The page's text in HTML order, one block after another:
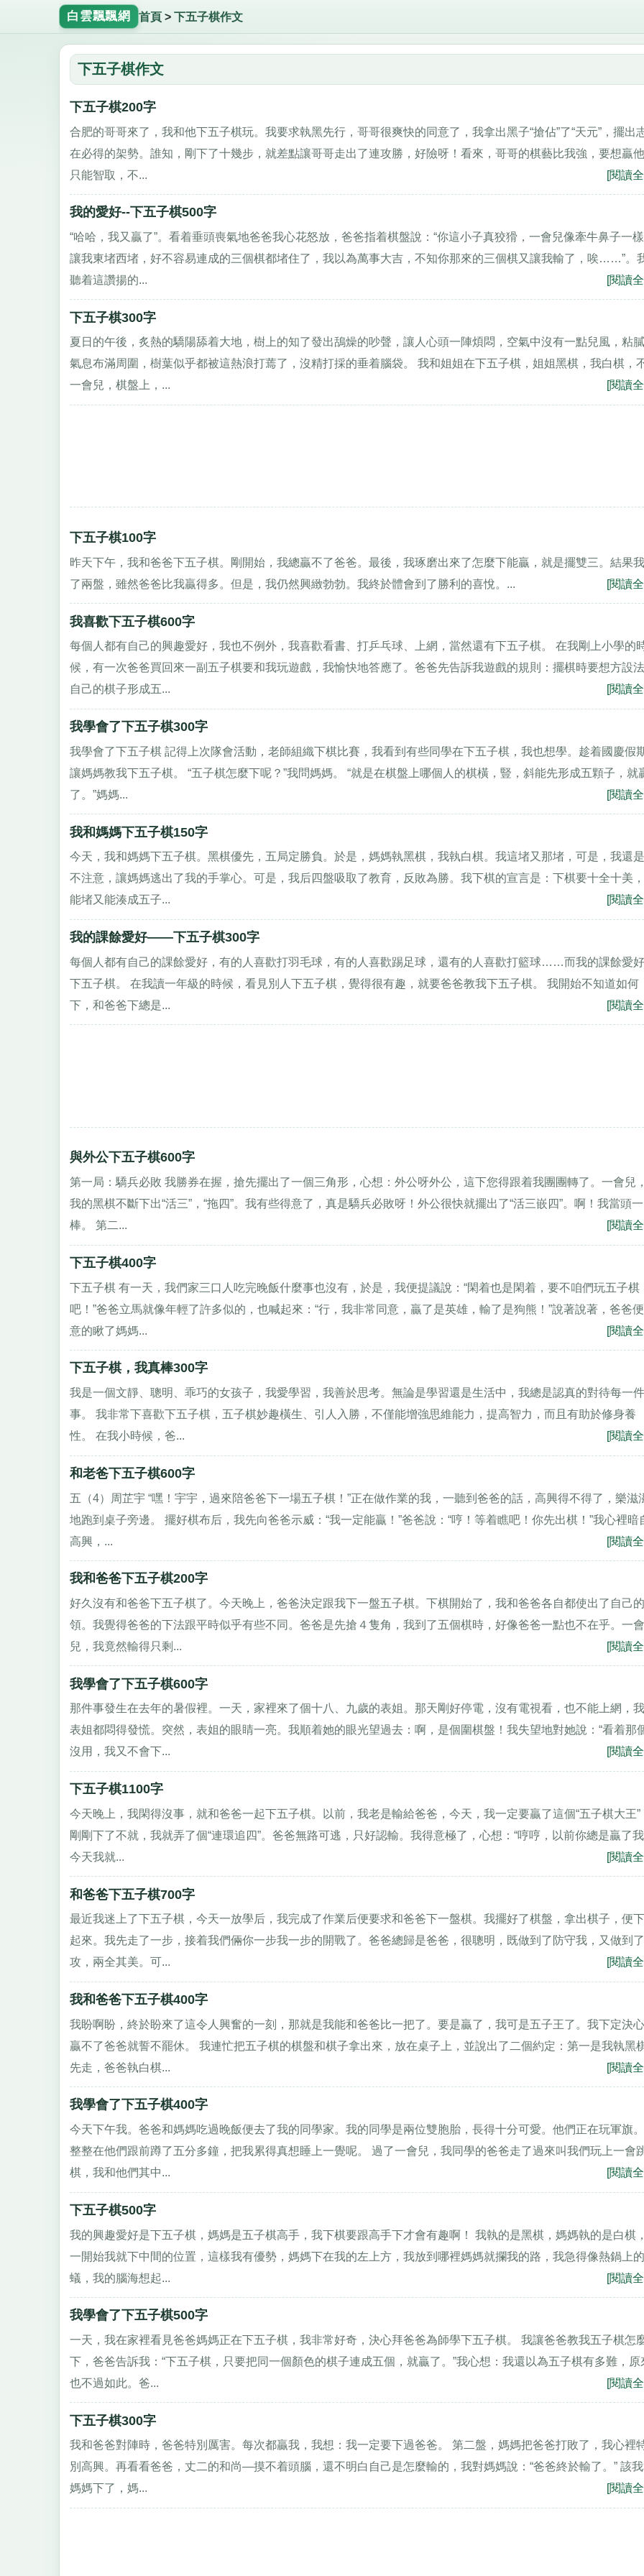
白雲飄飄網 首頁> 下五子棋作文
下五子棋作文
下五子棋200字
合肥的哥哥來了，我和他下五子棋玩。我要求執黑先行，哥哥很爽快的同意了，我拿出黑子“搶佔”了“天元”，擺出
在必得的架勢。誰知，剛下了十幾步，就差點讓哥哥走出了連攻勝，好險呀！看來，哥哥的棋藝比我強，要想贏他
只能智取，不...
[閱讀
我的愛好--下五子棋500字
“哈哈，我又贏了”。看着垂頭喪氣地爸爸我心花怒放，爸爸指着棋盤說：“你這小子真狡猾，一會兒像牽牛鼻子一樣
讓我東堵西堵，好不容易連成的三個棋都堵住了，我以為萬事大吉，不知你那來的三個棋又讓我輸了，唉……”。
聽着這讚揚的...
[閱讀
下五子棋300字
夏日的午後，炙熱的驕陽舔着大地，樹上的知了發出鴰燥的吵聲，讓人心頭一陣煩悶，空氣中沒有一點兒風，粘
氣息布滿周圍，樹葉似乎都被這熱浪打蔫了，沒精打採的垂着腦袋。 我和姐姐在下五子棋，姐姐黑棋，我白棋，
一會兒，棋盤上，...
[閱讀
下五子棋100字
昨天下午，我和爸爸下五子棋。剛開始，我總贏不了爸爸。最後，我琢磨出來了怎麼下能贏，就是擺雙三。結果
了兩盤，雖然爸爸比我贏得多。但是，我仍然興緻勃勃。我終於體會到了勝利的喜悅。...
[閱讀
我喜歡下五子棋600字
每個人都有自己的興趣愛好，我也不例外，我喜歡看書、打乒乓球、上網，當然還有下五子棋。 在我剛上小學的
候，有一次爸爸買回來一副五子棋要和我玩遊戲，我愉快地答應了。爸爸先告訴我遊戲的規則：擺棋時要想方設
自己的棋子形成五...
[閱讀
我學會了下五子棋300字
我學會了下五子棋 記得上次隊會活動，老師組織下棋比賽，我看到有些同學在下五子棋，我也想學。趁着國慶假
讓媽媽教我下五子棋。 “五子棋怎麼下呢？”我問媽媽。 “就是在棋盤上哪個人的棋橫，豎，斜能先形成五顆子，就
了。”媽媽...
[閱讀
我和媽媽下五子棋150字
今天，我和媽媽下五子棋。黑棋優先，五局定勝負。於是，媽媽執黑棋，我執白棋。我這堵又那堵，可是，我還
不注意，讓媽媽逃出了我的手掌心。可是，我后四盤吸取了教育，反敗為勝。我下棋的宣言是：下棋要十全十美
能堵又能湊成五子...
[閱讀
我的課餘愛好——下五子棋300字
每個人都有自己的課餘愛好，有的人喜歡打羽毛球，有的人喜歡踢足球，還有的人喜歡打籃球……而我的課餘愛
下五子棋。 在我讀一年級的時候，看見別人下五子棋，覺得很有趣，就要爸爸教我下五子棋。 我開始不知道如何
下，和爸爸下總是...
[閱讀
與外公下五子棋600字
第一局：驕兵必敗 我勝券在握，搶先擺出了一個三角形，心想：外公呀外公，這下您得跟着我團團轉了。一會兒，
我的黑棋不斷下出“活三”，“拖四”。我有些得意了，真是驕兵必敗呀！外公很快就擺出了“活三嵌四”。啊！我當頭一
棒。 第二...
[閱讀
下五子棋400字
下五子棋 有一天，我們家三口人吃完晚飯什麼事也沒有，於是，我便提議說：“閑着也是閑着，要不咱們玩五子棋
吧！”爸爸立馬就像年輕了許多似的，也喊起來：“行，我非常同意，贏了是英雄，輸了是狗熊！”說著說著，爸爸
意的瞅了媽媽...
[閱讀
下五子棋，我真棒300字
我是一個文靜、聰明、乖巧的女孩子，我愛學習，我善於思考。無論是學習還是生活中，我總是認真的對待每一件
事。 我非常下喜歡下五子棋，五子棋妙趣橫生、引人入勝，不僅能增強思維能力，提高智力，而且有助於修身養
性。 在我小時候，爸...
[閱讀
和老爸下五子棋600字
五（4）周芷宇 “嘿！宇宇，過來陪爸爸下一場五子棋！”正在做作業的我，一聽到爸爸的話，高興得不得了，樂滋
地跑到桌子旁邊。 擺好棋布后，我先向爸爸示威：“我一定能贏！”爸爸說：“哼！等着瞧吧！你先出棋！”我心裡暗
高興，...
[閱讀
我和爸爸下五子棋200字
好久沒有和爸爸下五子棋了。今天晚上，爸爸決定跟我下一盤五子棋。下棋開始了，我和爸爸各自都使出了自己
領。我覺得爸爸的下法跟平時似乎有些不同。爸爸是先搶４隻角，我到了五個棋時，好像爸爸一點也不在乎。一會
兒，我竟然輸得只剩...
[閱讀
我學會了下五子棋600字
那件事發生在去年的暑假裡。一天，家裡來了個十八、九歲的表姐。那天剛好停電，沒有電視看，也不能上網，
表姐都悶得發慌。突然，表姐的眼睛一亮。我順着她的眼光望過去：啊，是個圍棋盤！我失望地對她說：“看着那
沒用，我又不會下...
[閱讀
下五子棋1100字
今天晚上，我閑得沒事，就和爸爸一起下五子棋。以前，我老是輸給爸爸，今天，我一定要贏了這個“五子棋大王”
剛剛下了不就，我就弄了個“連環追四”。爸爸無路可逃，只好認輸。我得意極了，心想：“哼哼，以前你總是贏了我
今天我就...
[閱讀
和爸爸下五子棋700字
最近我迷上了下五子棋，今天一放學后，我完成了作業后便要求和爸爸下一盤棋。我擺好了棋盤，拿出棋子，便
起來。我先走了一步，接着我們倆你一步我一步的開戰了。爸爸總歸是爸爸，很聰明，既做到了防守我，又做到
攻，兩全其美。可...
[閱讀
我和爸爸下五子棋400字
我盼啊盼，終於盼來了這令人興奮的一刻，那就是我能和爸爸比一把了。要是贏了，我可是五子王了。我下定決心
贏不了爸爸就誓不罷休。 我連忙把五子棋的棋盤和棋子拿出來，放在桌子上，並說出了二個約定：第一是我執黑
先走，爸爸執白棋...
[閱讀
我學會了下五子棋400字
今天下午我。爸爸和媽媽吃過晚飯便去了我的同學家。我的同學是兩位雙胞胎，長得十分可愛。他們正在玩軍旗
整整在他們跟前蹲了五分多鐘，把我累得真想睡上一覺呢。 過了一會兒，我同學的爸爸走了過來叫我們玩上一會
棋，我和他們其中...
[閱讀
下五子棋500字
我的興趣愛好是下五子棋，媽媽是五子棋高手，我下棋要跟高手下才會有趣啊！ 我執的是黑棋，媽媽執的是白棋，
一開始我就下中間的位置，這樣我有優勢，媽媽下在我的左上方，我放到哪裡媽媽就攔我的路，我急得像熱鍋上
蟻，我的腦海想起...
[閱讀
我學會了下五子棋500字
一天，我在家裡看見爸爸媽媽正在下五子棋，我非常好奇，決心拜爸爸為師學下五子棋。 我讓爸爸教我五子棋怎
下，爸爸告訴我：“下五子棋，只要把同一個顏色的棋子連成五個，就贏了。”我心想：我還以為五子棋有多難，原
也不過如此。爸...
[閱讀
下五子棋300字
我和爸爸對陣時，爸爸特別厲害。每次都贏我，我想：我一定要下過爸爸。 第二盤，媽媽把爸爸打敗了，我心裡
別高興。再看看爸爸，丈二的和尚—摸不着頭腦，還不明白自己是怎麼輸的，我對媽媽說：“爸爸終於輸了。” 該
媽媽下了，媽...
[閱讀